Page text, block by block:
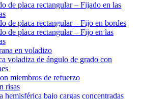
de placa rectangular – Fijado en las
de placa rectangular – Fijo en bordes
de placa rectangular – Fijo en las
en voladizo
voladiza de ángulo de grado con
miembros de refuerzo
risas
hemisférica bajo cargas concentradas